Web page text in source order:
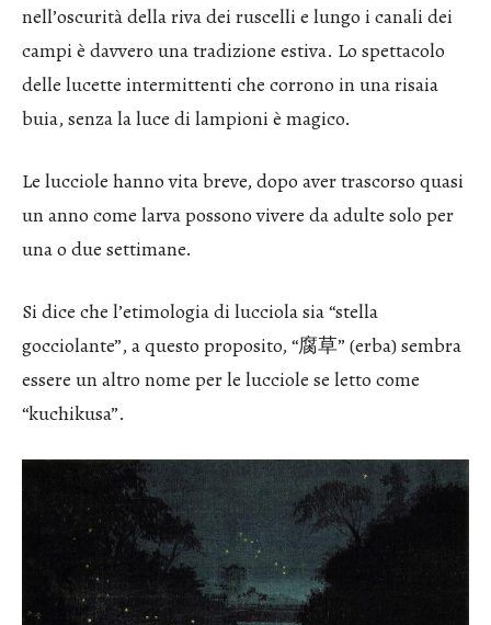
nell’oscurità della riva dei ruscelli e lungo i canali dei
campi è davvero una tradizione estiva. Lo spettacolo
delle lucette intermittenti che corrono in una risaia
buia, senza la luce di lampioni è magico.
Le lucciole hanno vita breve, dopo aver trascorso quasi
un anno come larva possono vivere da adulte solo per
una o due settimane.
Si dice che l’etimologia di lucciola sia “stella
gocciolante”, a questo proposito, “腐草” (erba) sembra
essere un altro nome per le lucciole se letto come
“kuchikusa”.